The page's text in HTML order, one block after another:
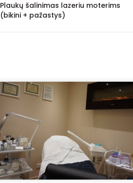
Plaukų šalinimas lazeriu moterims
(bikini + pažastys)